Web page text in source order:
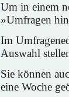
Um in einem
»Umfragen
Im
Auswahl
Sie können
eine Woche